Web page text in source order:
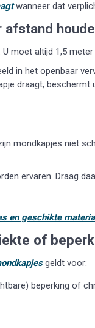
wanneer dat
afstand
moet altijd 1,5
in het openbaar
draagt,
mondkapjes niet
ervaren. Draag
en geschikte
of
geldt voor:
beperking of